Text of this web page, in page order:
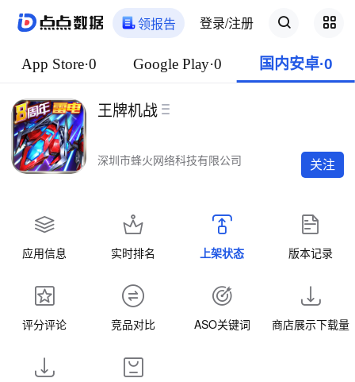
领报告 登录/注册
App Store·0 Google Play·0 国内安卓·0
王牌机战
深圳市蜂火网络科技有限公司 关注
应用信息 实时排名 上架状态 版本记录
评分评论 竞品对比 ASO关键词 商店展示下载量